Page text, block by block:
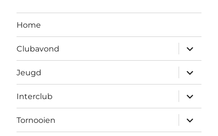
Home
Clubavond
Open
Jeugd
Open
Interclub
Open
Tornooien
Open